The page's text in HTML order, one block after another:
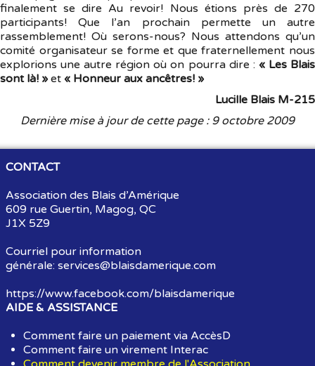
finalement se dire Au revoir! Nous étions près de 270
participants! Que l’an prochain permette un autre
rassemblement! Où serons-nous? Nous attendons qu’un
comité organisateur se forme et que fraternellement nous
explorions une autre région où on pourra dire : « Les Blais
sont là! » et « Honneur aux ancêtres! »
Lucille Blais M-215
Dernière mise à jour de cette page : 9 octobre 2009
CONTACT
Association des Blais d’Amérique
609 rue Guertin, Magog, QC
J1X 5Z9
Courriel pour information
générale: services@blaisdamerique.com
https://www.facebook.com/blaisdamerique
AIDE & ASSISTANCE
Comment faire un paiement via AccèsD
Comment faire un virement Interac